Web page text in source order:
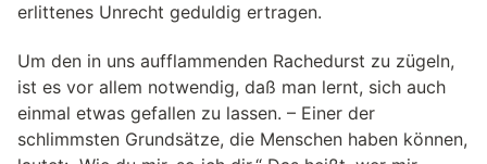
erlittenes Unrecht geduldig ertragen.
Um den in uns aufflammenden Rachedurst zu zügeln,
ist es vor allem notwendig, daß man lernt, sich auch
einmal etwas gefallen zu lassen. – Einer der
schlimmsten Grundsätze, die Menschen haben können,